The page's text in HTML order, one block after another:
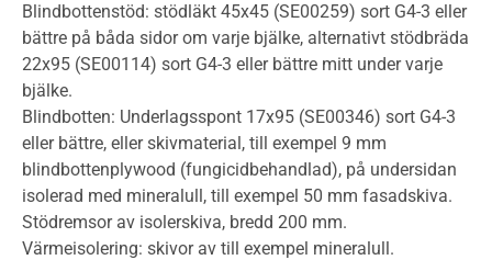
Blindbottenstöd: stödläkt 45x45 (SE00259) sort G4-3 eller
bättre på båda sidor om varje bjälke, alternativt stödbräda
22x95 (SE00114) sort G4-3 eller bättre mitt under varje
bjälke.
Blindbotten: Underlagsspont 17x95 (SE00346) sort G4-3
eller bättre, eller skivmaterial, till exempel 9 mm
blindbottenplywood (fungicidbehandlad), på undersidan
isolerad med mineralull, till exempel 50 mm fasadskiva.
Stödremsor av isolerskiva, bredd 200 mm.
Värmeisolering: skivor av till exempel mineralull.